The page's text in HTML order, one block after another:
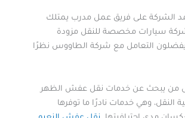
الشركة على فريق عمل مدرب يمتلك
سيارات مخصصة للنقل مزودة
التعامل مع شركة الطاووس نظرًا
لكل من يبحث عن خدمات نقل عفش الظهر
وهي خدمات نادرًا ما توفرها